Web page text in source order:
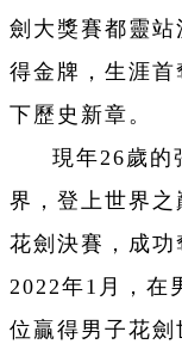
劍大獎賽都靈站
得金牌，生涯
下歷史新章。
現年26歲的
界，登上世界之
花劍決賽，成功
2022年1月，在
位贏得男子花劍